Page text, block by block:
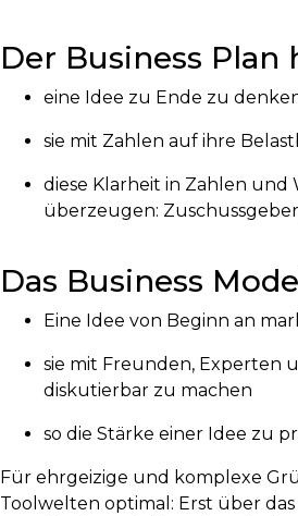
Der Business Plan
eine Idee zu Ende zu
sie mit Zahlen auf ihre
diese Klarheit in Zahlen
überzeugen:
Das Business
Eine Idee von Beginn an
sie mit Freunden, Experten
diskutierbar zu machen
so die Stärke einer Idee zu
Für ehrgeizige und komplexe
Toolwelten optimal: Erst über